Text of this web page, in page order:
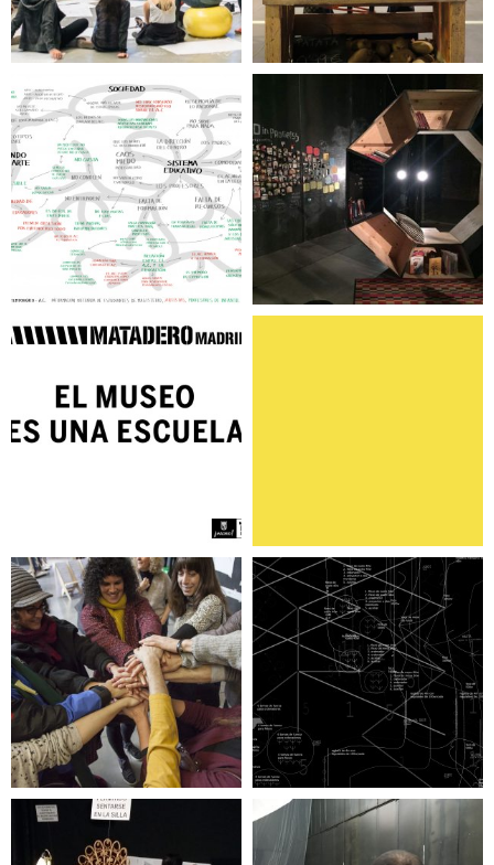
La Brecha Afro in progress
El museo es una
escuela
Airea. Nuevos
caminos para la
inclusión
Narrativa Levitar